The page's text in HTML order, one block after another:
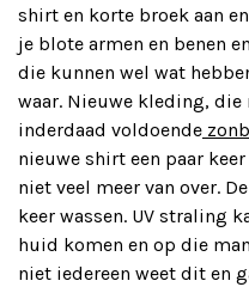
shirt en korte broek aan
je blote armen en benen
die kunnen wel wat
waar. Nieuwe kleding,
inderdaad voldoende
nieuwe shirt een paar
niet veel meer van over.
keer wassen. UV straling
huid komen en op die
niet iedereen weet dit en